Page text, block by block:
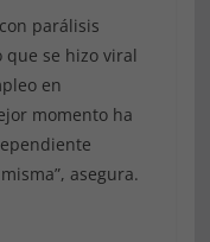
parálisis
que se hizo viral
en
momento ha
asegura.